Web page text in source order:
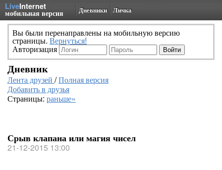
LiveInternet
мобильная версия Дневники Личка
Вы были перенаправлены на мобильную версию
страницы. Вернуться!
Авторизация
Дневник
Лента друзей /Полная версия
Добавить в друзья
Страницы: раньше»
Срыв клапана или магия чисел
21-12-2015 13:00